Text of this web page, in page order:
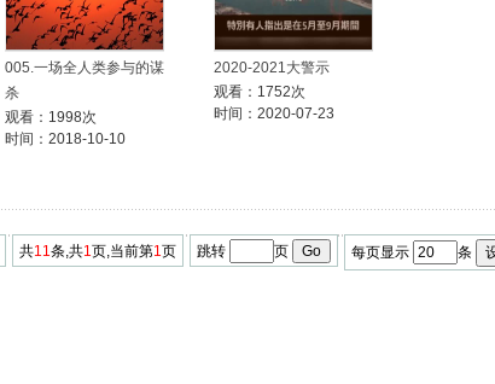
005.一场全人类参与的谋
杀
观看：1998次
时间：2018-10-10
2020-2021大警示
观看：1752次
时间：2020-07-23
共11条,共1页,当前第1页 跳转 页 每页显示 条